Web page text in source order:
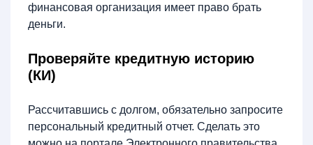
финансовая организация имеет право брать
деньги.
Проверяйте кредитную историю
(КИ)
Рассчитавшись с долгом, обязательно запросите
персональный кредитный отчет. Сделать это